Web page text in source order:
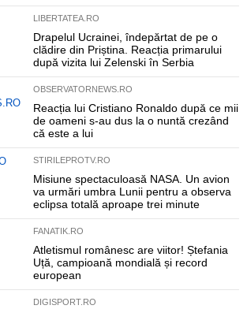
LIBERTATEA.RO
Drapelul Ucrainei, îndepărtat de pe o
clădire din Priștina. Reacția primarului
după vizita lui Zelenski în Serbia
OBSERVATORNEWS.RO
Reacția lui Cristiano Ronaldo după ce mii
de oameni s-au dus la o nuntă crezând
că este a lui
STIRILEPROTV.RO
Misiune spectaculoasă NASA. Un avion
va urmări umbra Lunii pentru a observa
eclipsa totală aproape trei minute
FANATIK.RO
Atletismul românesc are viitor! Ștefania
Uță, campioană mondială și record
european
DIGISPORT.RO